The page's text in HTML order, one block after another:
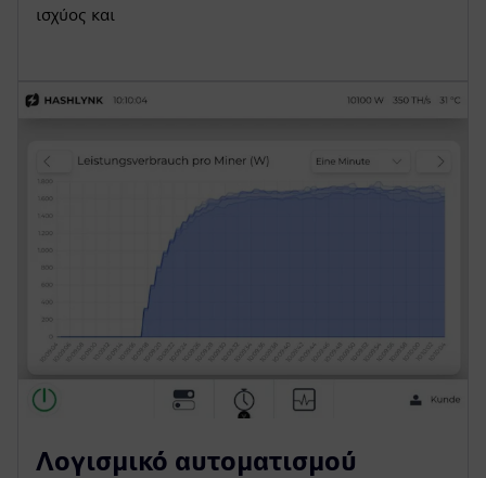
ισχύος και
Λογισμικό αυτοματισμού